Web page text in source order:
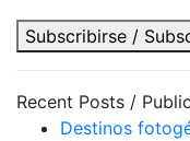
Subscribirse /
Recent Posts /
Destinos